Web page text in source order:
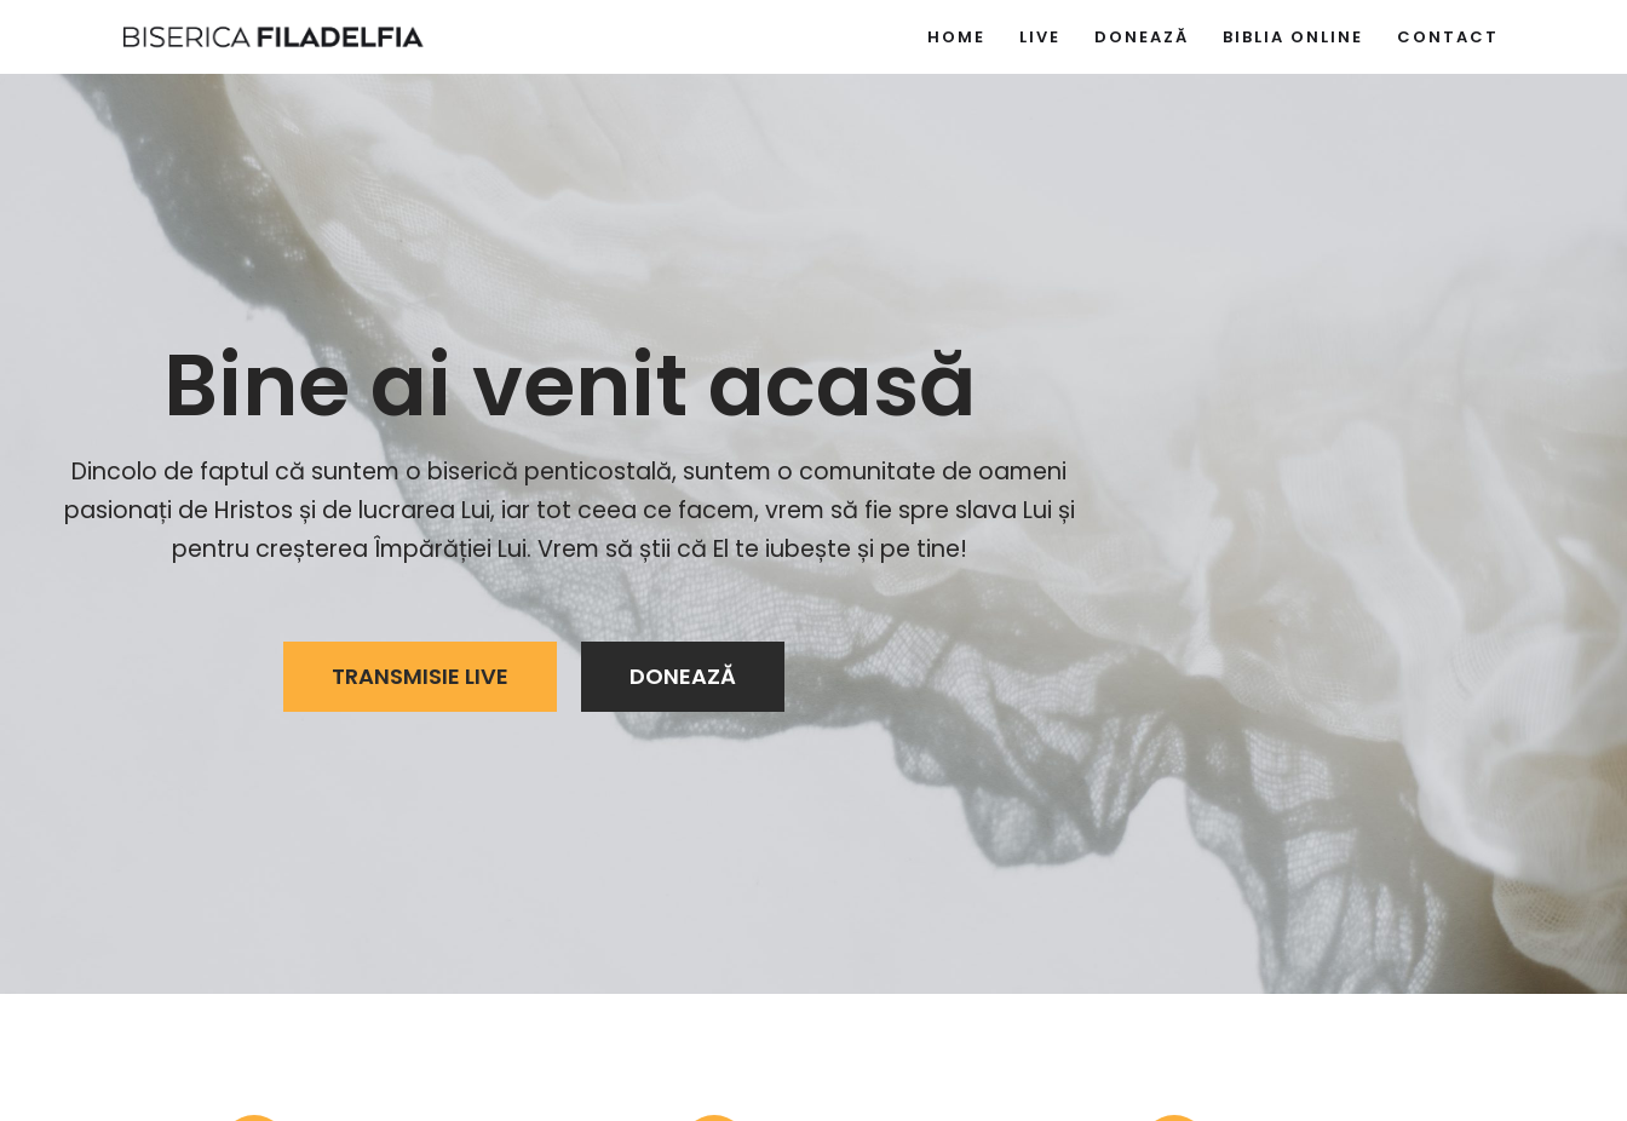
Sari
HOME LIVE DONEAZĂ BIBLIA ONLINE CONTACT
Bine ai venit acasă
Dincolo de faptul că suntem o biserică penticostală, suntem o comunitate de oameni
pasionați de Hristos și de lucrarea Lui, iar tot ceea ce facem, vrem să fie spre slava Lui și
pentru creșterea Împărăției Lui. Vrem să știi că El te iubește și pe tine!
TRANSMISIE LIVE DONEAZĂ